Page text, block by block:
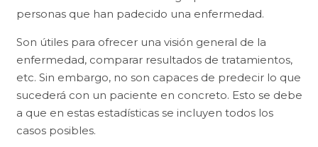
personas que han padecido una enfermedad.
Son útiles para ofrecer una visión general de la
enfermedad, comparar resultados de tratamientos,
etc. Sin embargo, no son capaces de predecir lo que
sucederá con un paciente en concreto. Esto se debe
a que en estas estadísticas se incluyen todos los
casos posibles.